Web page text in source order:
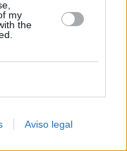
my
the
Aviso legal